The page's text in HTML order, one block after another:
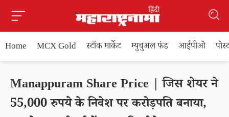
Home MCX Gold स्टॉक मार्केट म्युचुअल फंड आईपीओ
Manappuram Share Price | जिस शेयर ने
55,000 रुपये के निवेश पर करोड़पति बनाया,